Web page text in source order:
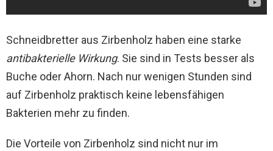
Schneidbretter aus Zirbenholz haben eine starke
antibakterielle Wirkung. Sie sind in Tests besser als
Buche oder Ahorn. Nach nur wenigen Stunden sind
auf Zirbenholz praktisch keine lebensfähigen
Bakterien mehr zu finden.
Die Vorteile von Zirbenholz sind nicht nur im